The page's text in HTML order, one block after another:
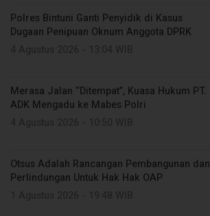
Polres Bintuni Ganti Penyidik di Kasus
Dugaan Penipuan Oknum Anggota DPRK
Merasa Jalan “Ditempat”, Kuasa Hukum PT.
ADK Mengadu ke Mabes Polri
Otsus Adalah Rancangan Pembangunan dan
Perlindungan Untuk Hak Hak OAP